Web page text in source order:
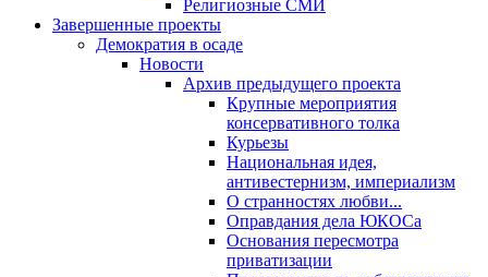
Религиозные СМИ
Завершенные проекты
Демократия в осаде
Новости
Архив предыдущего проекта
Крупные мероприятия
консервативного толка
Курьезы
Национальная идея,
антивестернизм, империализм
О странностях любви...
Оправдания дела ЮКОСа
Основания пересмотра
приватизации